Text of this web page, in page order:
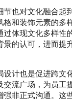
节也对文化融合起
格和装饰元素的多
过体现文化多样性
景的认可，进而提
设计也是促进跨文
交流广场，为员工
强非正式沟通。这